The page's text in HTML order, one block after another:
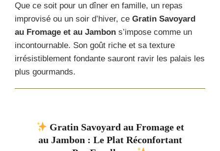
Que ce soit pour un dîner en famille, un repas
improvisé ou un soir d’hiver, ce Gratin Savoyard
au Fromage et au Jambon s’impose comme un
incontournable. Son goût riche et sa texture
irrésistiblement fondante sauront ravir les palais les
plus gourmands.
Gratin Savoyard au Fromage et
au Jambon : Le Plat Réconfortant